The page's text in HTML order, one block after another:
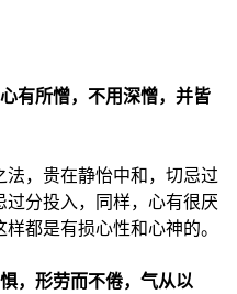
有所憎，不用深憎，并皆
，贵在静怡中和，切忌过
分投入，同样，心有很厌
都是有损心性和心神的。
，形劳而不倦，气从以